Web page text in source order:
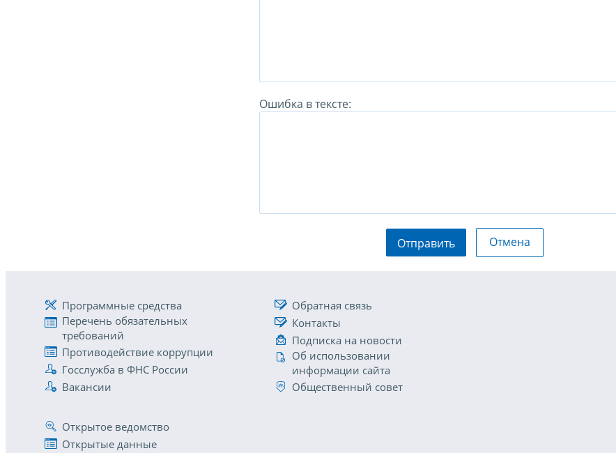
Ошибка в тексте:
Отправить Отмена
Программные средства
Перечень обязательных
требований
Противодействие коррупции
Госслужба в ФНС России
Вакансии
Обратная связь
Контакты
Подписка на новости
Об использовании
информации сайта
Общественный совет
Открытое ведомство
Открытые данные